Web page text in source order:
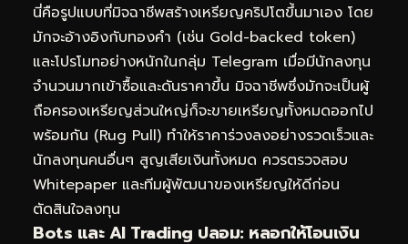
นี่คือรูปแบบที่มิจฉาชีพสร้างเหรียญคริปโตขึ้นมาเอง โดย
มักจะอ้างอิงกับทองคำ (เช่น Gold-backed token)
และโปรโมทอย่างหนักในกลุ่ม Telegram เมื่อมีนักลงทุน
จำนวนมากเข้าซื้อและดันราคาขึ้น มิจฉาชีพซึ่งมักจะเป็นผู้
ถือครองเหรียญส่วนใหญ่ก็จะขายเหรียญทั้งหมดออกไป
พร้อมกัน (Rug Pull) ทำให้ราคาร่วงลงอย่างรวดเร็วและ
นักลงทุนคนอื่นๆ สูญเสียเงินทั้งหมด ควรตรวจสอบ
Whitepaper และทีมผู้พัฒนาของเหรียญให้ดีก่อน
ตัดสินใจลงทุน
Bots และ AI Trading ปลอม: หลอกให้โอนเงิน